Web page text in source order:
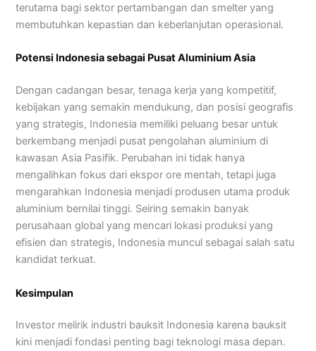
terutama bagi sektor pertambangan dan smelter yang
membutuhkan kepastian dan keberlanjutan operasional.
Potensi Indonesia sebagai Pusat Aluminium Asia
Dengan cadangan besar, tenaga kerja yang kompetitif,
kebijakan yang semakin mendukung, dan posisi geografis
yang strategis, Indonesia memiliki peluang besar untuk
berkembang menjadi pusat pengolahan aluminium di
kawasan Asia Pasifik. Perubahan ini tidak hanya
mengalihkan fokus dari ekspor ore mentah, tetapi juga
mengarahkan Indonesia menjadi produsen utama produk
aluminium bernilai tinggi. Seiring semakin banyak
perusahaan global yang mencari lokasi produksi yang
efisien dan strategis, Indonesia muncul sebagai salah satu
kandidat terkuat.
Kesimpulan
Investor melirik industri bauksit Indonesia karena bauksit
kini menjadi fondasi penting bagi teknologi masa depan.